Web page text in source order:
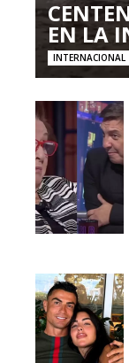
EN LA
INTERNACIONAL